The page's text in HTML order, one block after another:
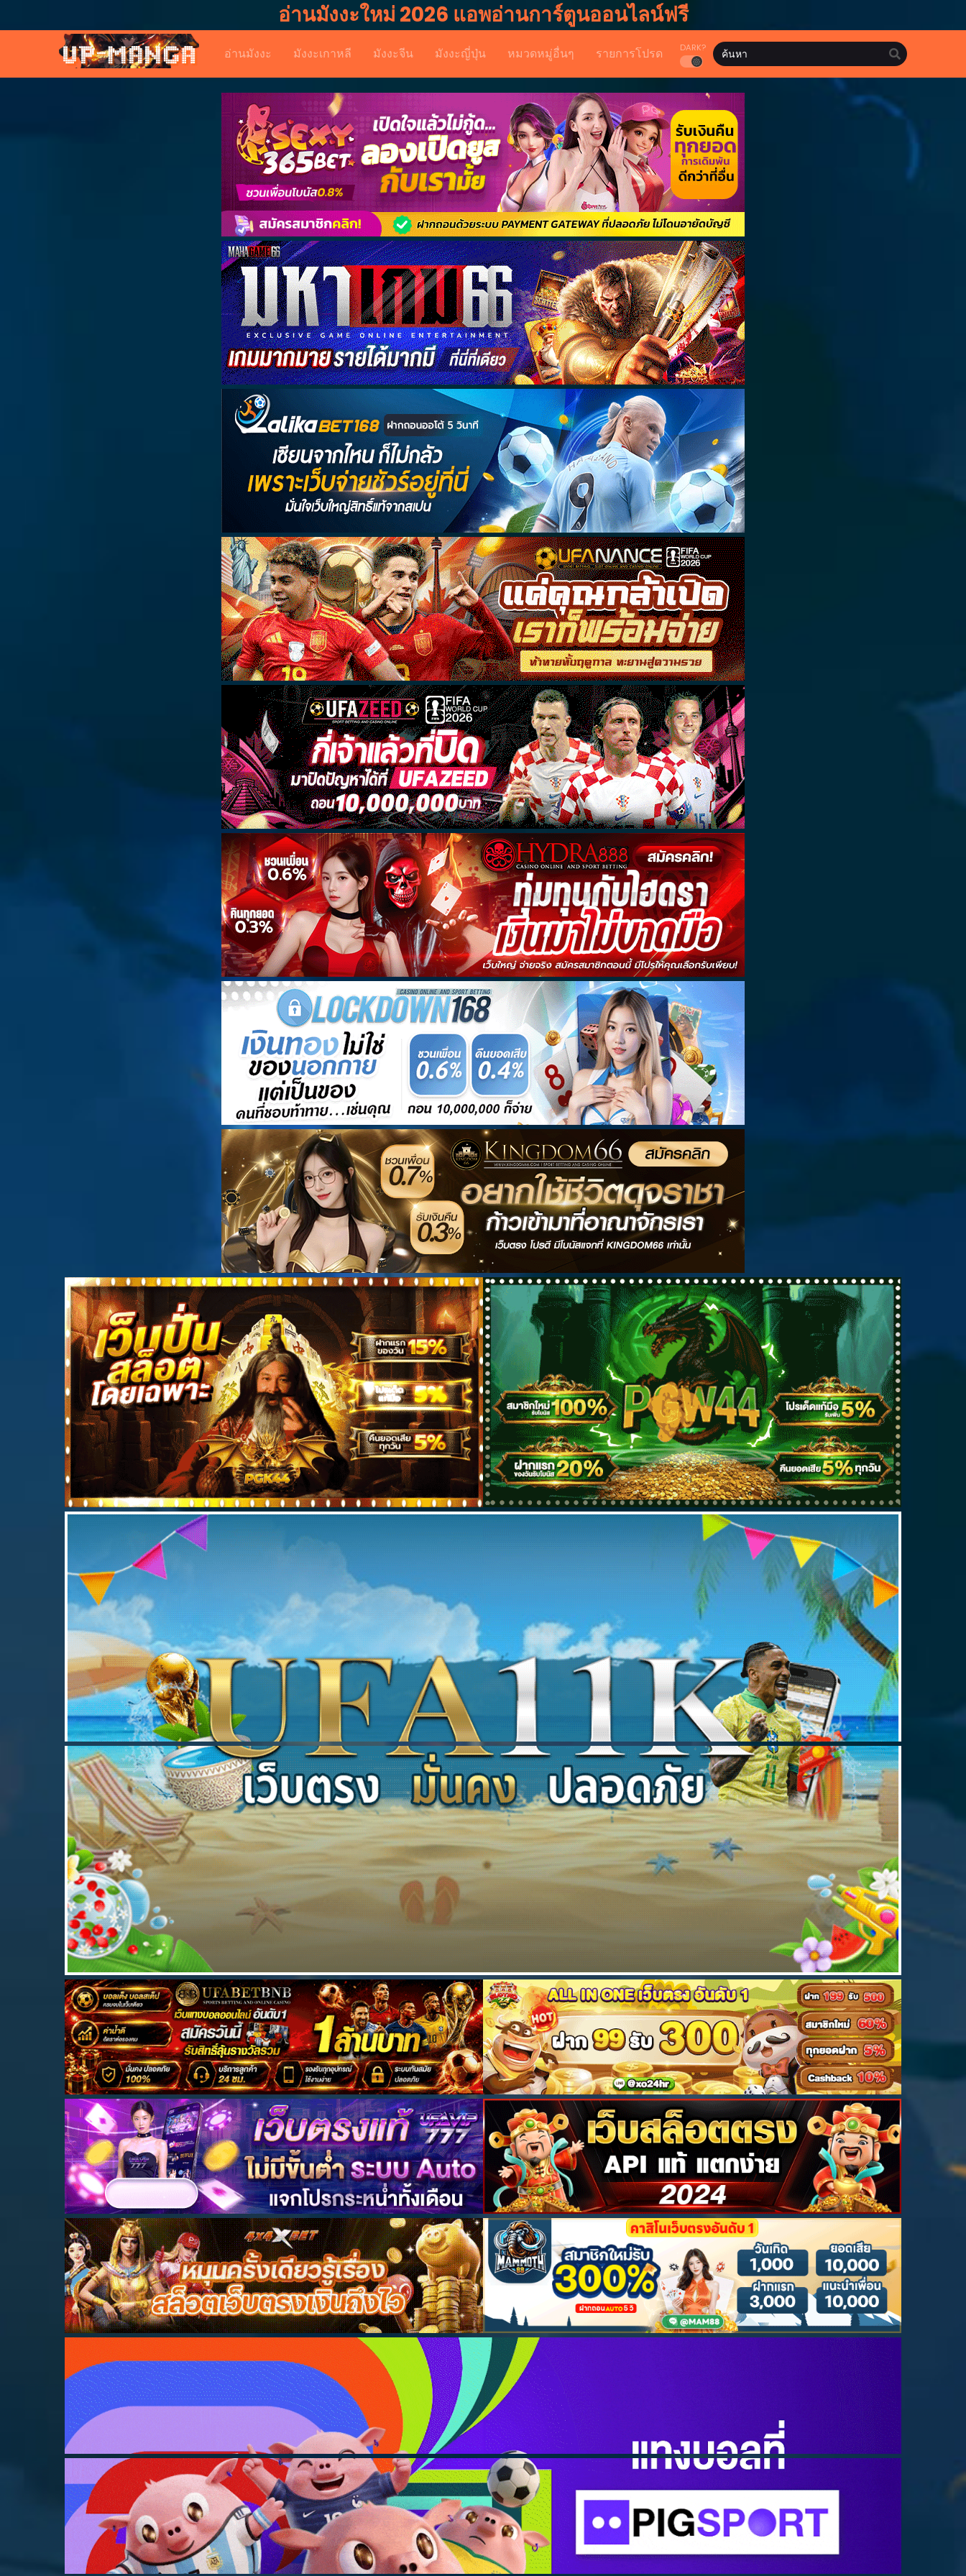
อ่านมังงะใหม่ 2026 แอพอ่านการ์ตูนออนไลน์ฟรี
อ่านมังงะ มังงะเกาหลี มังงะจีน มังงะญี่ปุ่น หมวดหมู่อื่นๆ รายการโปรด DARK?